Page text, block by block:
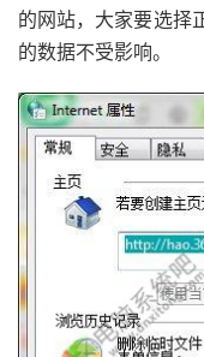
的网站，大家要选择
的数据不受影响。